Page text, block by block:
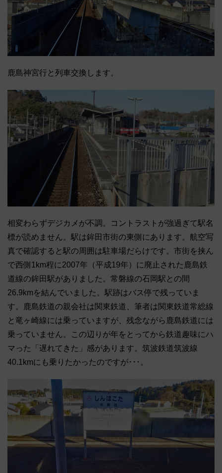
鹿島神宮行と列車交換します。
相変わらずデジカメが不調。コントラストが強過ぎて駅名
標が読めません。駅は鉾田市街の東側にあります。航空写
真で確認すると駅の周囲は駐車場だらけです。市街を挟ん
で西側1km程に2007年（平成19年）に廃止された鹿島鉄
道線の鉾田駅がありました。常磐線の石岡駅との間
26.9kmを結んでいました。駅跡はバス停で残っていま
す。鹿島鉄道の親会社は関東鉄道、筆者は関東鉄道常総線
と竜ヶ崎線には乗っていますが、残念ながら鹿島鉄道には
乗っていません。この辺りが年をとってから鉄道趣味にハ
マった「遅れてきた」感があります。筑波鉄道筑波線
40.1kmにも乗りたかったのですが･･･。